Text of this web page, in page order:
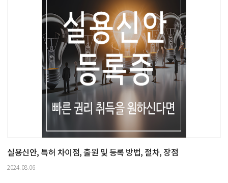
실용신안, 특허 차이점, 출원 및 등록 방법, 절차, 장점
2024.08.06